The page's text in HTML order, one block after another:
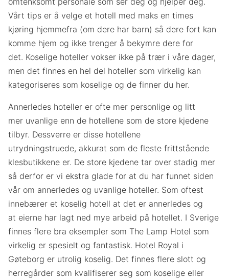
Vårt tips er å velge et hotell med maks en times
kjøring hjemmefra (om dere har barn) så dere fort kan
komme hjem og ikke trenger å bekymre dere for
det. Koselige hoteller vokser ikke på trær i våre dager,
men det finnes en hel del hoteller som virkelig kan
kategoriseres som koselige og de finner du her.
Annerledes hoteller er ofte mer personlige og litt
mer uvanlige enn de hotellene som de store kjedene
tilbyr. Dessverre er disse hotellene
utrydningstruede, akkurat som de fleste frittstående
klesbutikkene er. De store kjedene tar over stadig mer
så derfor er vi ekstra glade for at du har funnet siden
vår om annerledes og uvanlige hoteller. Som oftest
innebærer et koselig hotell at det er annerledes og
at eierne har lagt ned mye arbeid på hotellet. I Sverige
finnes flere bra eksempler som The Lamp Hotel som
virkelig er spesielt og fantastisk. Hotel Royal i
Gøteborg er utrolig koselig. Det finnes flere slott og
herregårder som kvalifiserer seg som koselige eller